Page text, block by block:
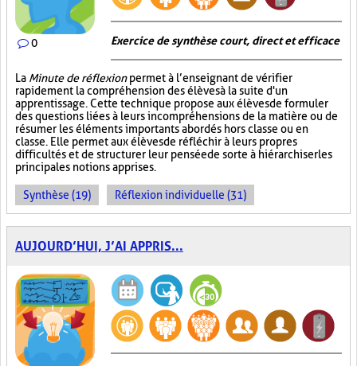
0 Exercice de synthèse court, direct et efficace
La Minute de réflexionpermet à l’enseignant de vérifier
rapidement la compréhension des élèves à la suite d'un
apprentissage. Cette technique propose aux élèves de formuler
des questions liées à leurs incompréhensions de la matière ou de
résumer les éléments importants abordés hors classe ou en
classe. Elle permet aux élèves de réfléchir à leurs propres
difficultés et de structurer leur pensée de sorte à hiérarchiser les
principales notions apprises.
Synthèse (19) Réflexion individuelle (31)
AUJOURD’HUI, J’AI APPRIS...